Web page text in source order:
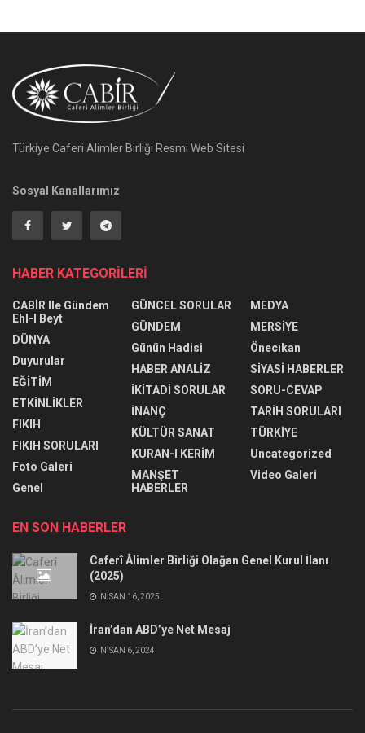
Türkiye Caferi Alimler Birliği Resmi Web Sitesi
Sosyal Kanallarımız
HABER KATEGORİLERİ
CABİR Ile Gündem
Ehl-I Beyt
DÜNYA
Duyurular
EĞİTİM
ETKİNLİKLER
FIKIH
FIKIH SORULARI
Foto Galeri
Genel
GÜNCEL SORULAR
GÜNDEM
Günün Hadisi
HABER ANALİZ
İKİTADİ SORULAR
İNANÇ
KÜLTÜR SANAT
KURAN-I KERİM
MANŞET
HABERLER
MEDYA
MERSİYE
Önecıkan
SİYASİ HABERLER
SORU-CEVAP
TARİH SORULARI
TÜRKİYE
Uncategorized
Video Galeri
EN SON HABERLER
Caferî Âlimler Birliği Olağan Genel Kurul İlanı
(2025)
NISAN 16, 2025
İran’dan ABD’ye Net Mesaj
NISAN 6, 2024